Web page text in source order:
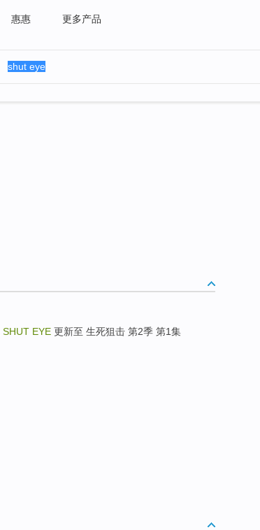
惠惠 更多产品
SHUT EYE 更新至 生死狙击 第2季 第1集